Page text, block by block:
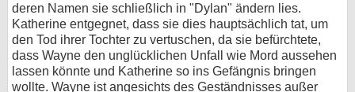
deren Namen sie schließlich in "Dylan" ändern lies.
Katherine entgegnet, dass sie dies hauptsächlich tat, um
den Tod ihrer Tochter zu vertuschen, da sie befürchtete,
dass Wayne den unglücklichen Unfall wie Mord aussehen
lassen könnte und Katherine so ins Gefängnis bringen
wollte. Wayne ist angesichts des Geständnisses außer